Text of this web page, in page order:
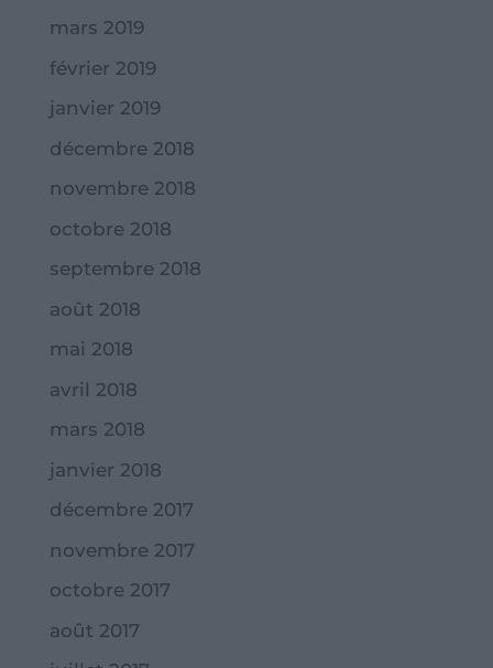
mars 2019
février 2019
janvier 2019
décembre 2018
novembre 2018
octobre 2018
septembre 2018
août 2018
mai 2018
avril 2018
mars 2018
janvier 2018
décembre 2017
novembre 2017
octobre 2017
août 2017